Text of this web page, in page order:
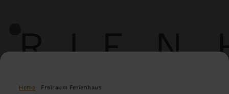
Home Freiraum Ferienhaus